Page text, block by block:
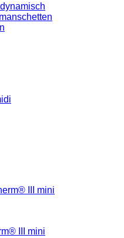
III mini